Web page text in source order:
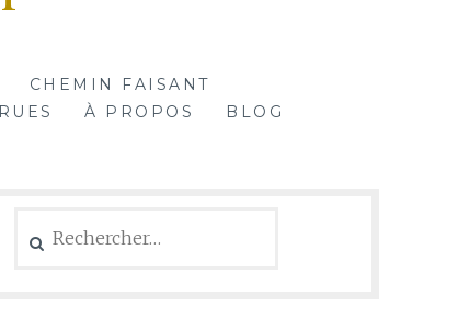
CHEMIN FAISANT
À PROPOS BLOG